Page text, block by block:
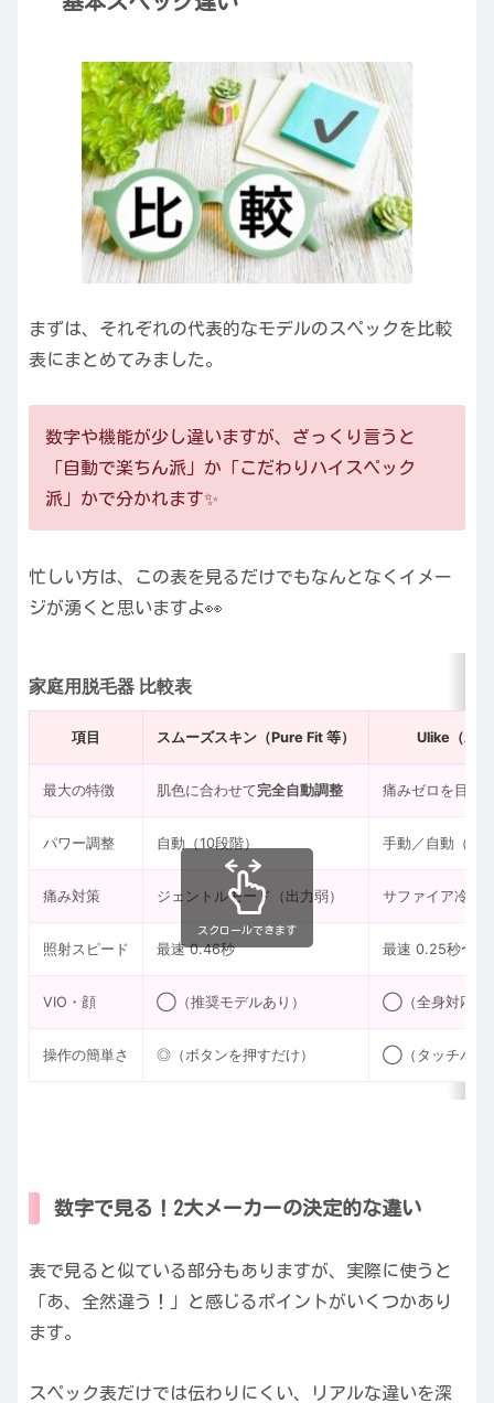
まずは、それぞれの代表的なモデルのスペックを比較
表にまとめてみました。
数字や機能が少し違いますが、ざっくり言うと
「自動で楽ちん派」か「こだわりハイスペック
派」かで分かれます✨
忙しい方は、この表を見るだけでもなんとなくイメー
ジが湧くと思いますよ👀
家庭用脱毛器 比較表
項目 スムーズスキン（Pure Fit 等） Ulike（Air
最大の特徴 肌色に合わせて完全自動調整 痛みゼロを目指
パワー調整 自動（10段階） 手動／自動（モ
痛み対策 ジェントルモード（出力弱） サファイア冷感
照射スピード 最速 0.46秒 最速 0.25秒〜
VIO・顔 ◯（推奨モデルあり） ◯（全身対応）
操作の簡単さ ◎（ボタンを押すだけ） ◯（タッチパネ
スクロールできます
数字で見る！2大メーカーの決定的な違い
表で見ると似ている部分もありますが、実際に使うと
「あ、全然違う！」と感じるポイントがいくつかあり
ます。
スペック表だけでは伝わりにくい、リアルな違いを深